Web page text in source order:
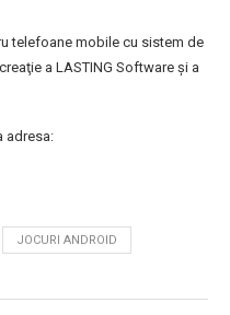
telefoane mobile cu sistem de
a LASTING Software şi a
adresa:
JOCURI ANDROID